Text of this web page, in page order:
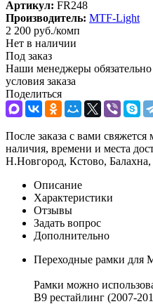
Артикул: FR248
Производитель: MTF-Light
2 200 руб./комп
Нет в наличии
Под заказ
Наши менеджеры
условия заказа
Поделиться
После заказа с вами
наличия, времени и места
Н.Новгород, Кстово, Балахна,
Описание
Характеристики
Отзывы
Задать вопрос
Дополнительно
Переходные рамки для
Рамки можно
B9 рестайлинг (2007-